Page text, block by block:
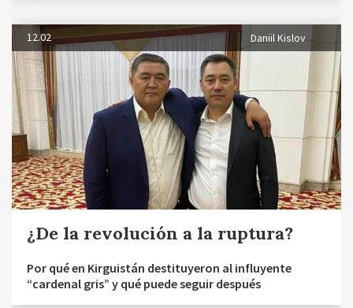
12.02 Daniil Kislov
¿De la revolución a la ruptura?
Por qué en Kirguistán destituyeron al influyente
“cardenal gris” y qué puede seguir después